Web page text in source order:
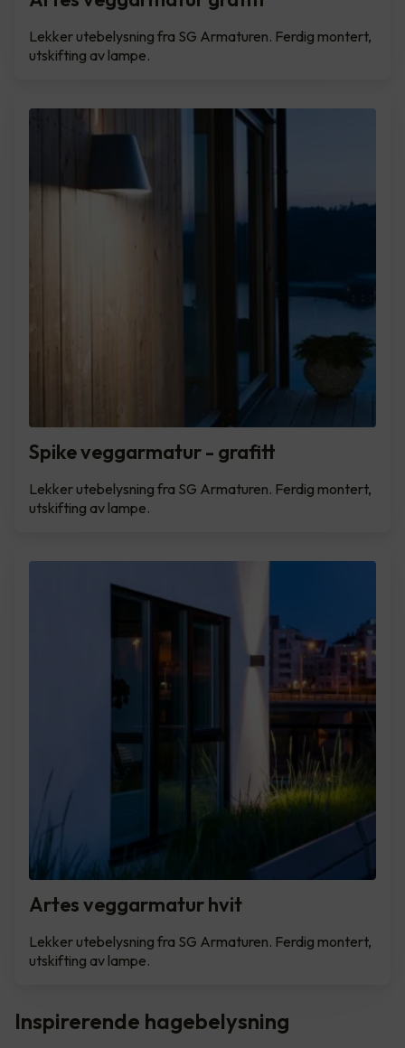
Lekker utebelysning fra SG Armaturen. Ferdig montert,
utskifting av lampe.
Spike veggarmatur - grafitt
Lekker utebelysning fra SG Armaturen. Ferdig montert,
utskifting av lampe.
Artes veggarmatur hvit
Lekker utebelysning fra SG Armaturen. Ferdig montert,
utskifting av lampe.
Inspirerende hagebelysning